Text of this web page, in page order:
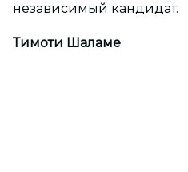
независимый кандидат.
Тимоти Шаламе